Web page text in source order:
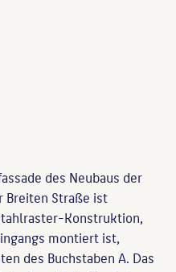
des Neubaus der
Breiten Straße ist
Konstruktion,
montiert ist,
des Buchstaben A. Das